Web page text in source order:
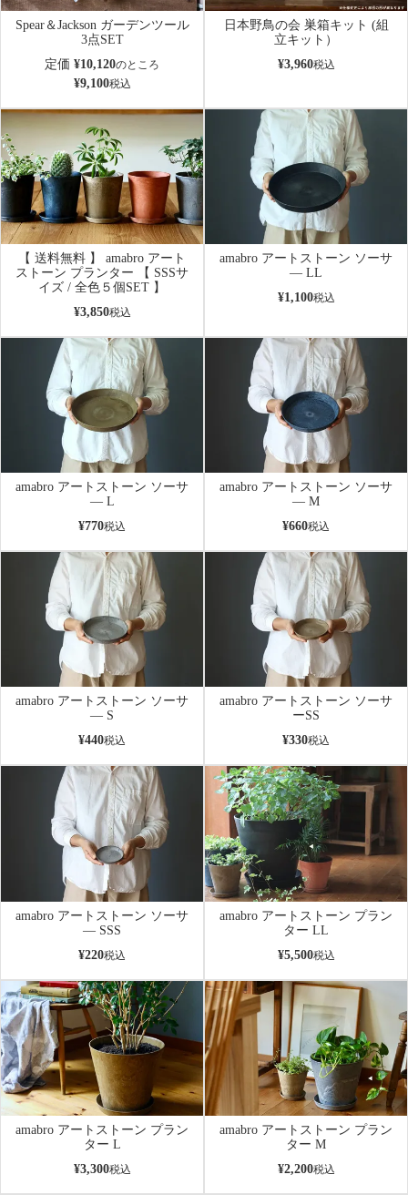
Spear＆Jackson ガーデンツール
3点SET
定価 ¥10,120のところ
¥9,100税込
日本野鳥の会 巣箱キット (組
立キット）
¥3,960税込
【 送料無料 】 amabro アート
ストーン プランター 【 SSSサ
イズ / 全色５個SET 】
¥3,850税込
amabro アートストーン ソーサ
― LL
¥1,100税込
amabro アートストーン ソーサ
― L
¥770税込
amabro アートストーン ソーサ
― M
¥660税込
amabro アートストーン ソーサ
― S
¥440税込
amabro アートストーン ソーサ
ーSS
¥330税込
amabro アートストーン ソーサ
― SSS
¥220税込
amabro アートストーン プラン
ター LL
¥5,500税込
amabro アートストーン プラン
ター L
¥3,300税込
amabro アートストーン プラン
ター M
¥2,200税込